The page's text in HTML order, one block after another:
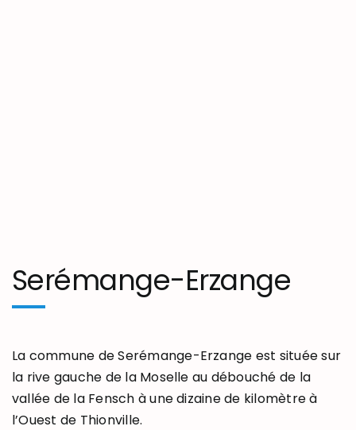
Serémange-Erzange
La commune de Serémange-Erzange est située sur
la rive gauche de la Moselle au débouché de la
vallée de la Fensch à une dizaine de kilomètre à
l’Ouest de Thionville.